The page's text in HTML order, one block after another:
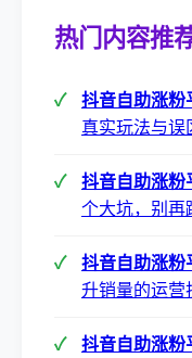
热门内容推
抖音自助涨粉
真实玩法与误
抖音自助涨粉
个大坑，别再
抖音自助涨粉
升销量的运营
抖音自助涨粉